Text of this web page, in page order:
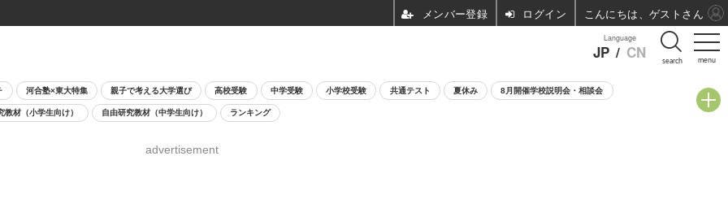
menu
Language
JP / CN search
河合塾×東大特集 親子で考える大学選び 高校受験 中学受験 小学校受験 共通テスト 夏休み 8月開催学校説明会・相談会
教材（小学生向け） 自由研究教材（中学生向け） ランキング
advertisement
ログイン こんにちは、ゲストさん